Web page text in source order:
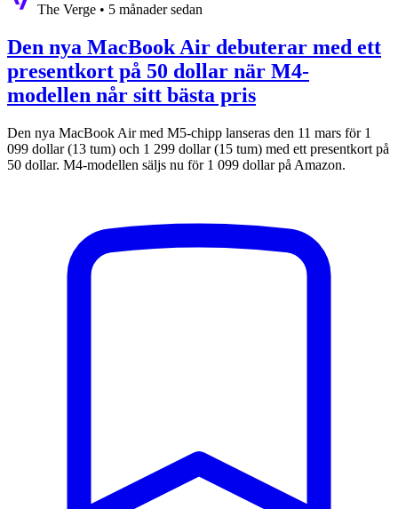
The Verge • 5 månader sedan
Den nya MacBook Air debuterar med ett
presentkort på 50 dollar när M4-
modellen når sitt bästa pris
Den nya MacBook Air med M5-chipp lanseras den 11 mars för 1
099 dollar (13 tum) och 1 299 dollar (15 tum) med ett presentkort på
50 dollar. M4-modellen säljs nu för 1 099 dollar på Amazon.